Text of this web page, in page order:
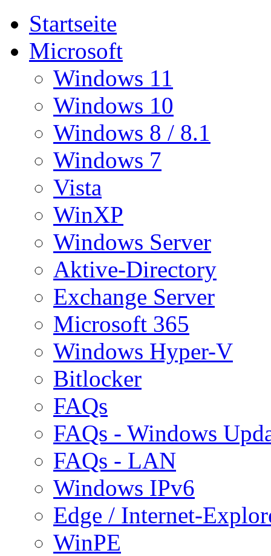
Startseite
Microsoft
Windows 11
Windows 10
Windows 8 / 8.1
Windows 7
Vista
WinXP
Windows Server
Aktive-Directory
Exchange Server
Microsoft 365
Windows Hyper-V
Bitlocker
FAQs
FAQs - Windows
FAQs - LAN
Windows IPv6
Edge / Internet-
WinPE